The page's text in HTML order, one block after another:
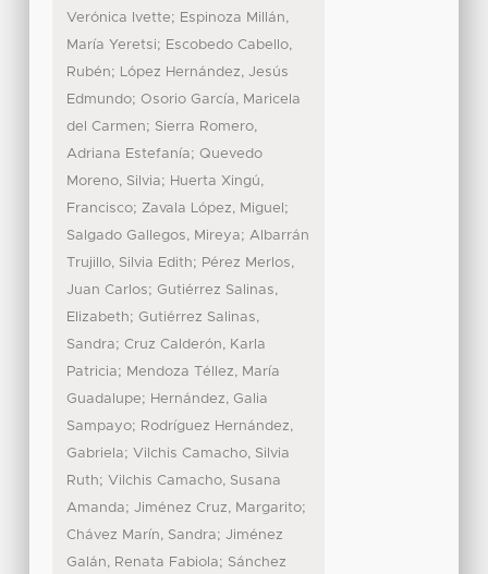
Verónica Ivette; Espinoza Millán,
María Yeretsi; Escobedo Cabello,
Rubén; López Hernández, Jesús
Edmundo; Osorio García, Maricela
del Carmen; Sierra Romero,
Adriana Estefanía; Quevedo
Moreno, Silvia; Huerta Xingú,
Francisco; Zavala López, Miguel ;
Salgado Gallegos, Mireya; Albarrán
Trujillo, Silvia Edith; Pérez Merlos,
Juan Carlos; Gutiérrez Salinas,
Elizabeth; Gutiérrez Salinas,
Sandra; Cruz Calderón, Karla
Patricia; Mendoza Téllez, María
Guadalupe; Hernández, Galia
Sampayo; Rodríguez Hernández,
Gabriela; Vilchis Camacho, Silvia
Ruth; Vilchis Camacho, Susana
Amanda; Jiménez Cruz, Margarito;
Chávez Marín, Sandra; Jiménez
Galán, Renata Fabiola; Sánchez